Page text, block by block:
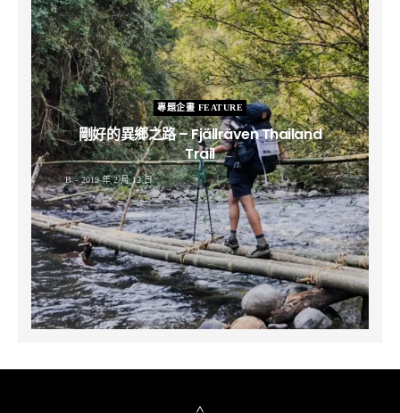
專題企畫 FEATURE
剛好的異鄉之路 – Fjällräven Thailand
Trail
B 2019 年 2 月 12 日